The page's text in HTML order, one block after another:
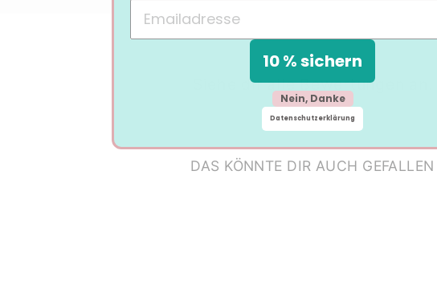
Siehe dir alle Bewertungen an.
DAS KÖNNTE DIR AUCH GEFALLEN
10 % sichern
Nein, Danke
Datenschutzerklärung